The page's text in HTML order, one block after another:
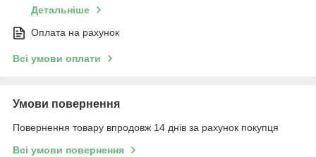
Детальніше
Оплата на рахунок
Всі умови оплати
Умови повернення
Повернення товару впродовж 14 днів за рахунок покупця
Всі умови повернення